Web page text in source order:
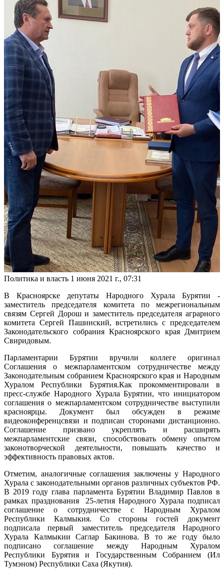
Политика и власть 1 июня 2021 г., 07:31
В Красноярске депутаты Народного Хурала Бурятии -
заместитель председателя комитета по межрегиональным
связям Сергей Дорош и заместитель председателя аграрного
комитета Сергей Пашинский, встретились с председателем
Законодательского собрания Красноярского края Дмитрием
Свиридовым.
Парламентарии Бурятии вручили коллеге оригинал
Соглашения о межпарламентском сотрудничестве между
Законодательным собранием Красноярского края и Народным
Хуралом Республики Бурятия.Как прокомментировали в
пресс-службе Народного Хурала Бурятии, что инициатором
соглашения о межпарламентском сотрудничестве выступили
красноярцы. Документ был обсужден в режиме
видеоконференцсвязи и подписан сторонами дистанционно.
Соглашение призвано укреплять и расширять
межпарламентские связи, способствовать обмену опытом
законотворческой деятельности, повышать качество и
эффективность правовых актов.
Отметим, аналогичные соглашения заключены у Народного
Хурала с законодательными органов различных субъектов РФ.
В 2019 году глава парламента Бурятии Владимир Павлов в
рамках празднования 25-летия Народного Хурала подписал
соглашение о сотрудничестве с Народным Хуралом
Республики Калмыкия. Со стороны гостей документ
подписала первый заместитель председателя Народного
Хурала Калмыкии Саглар Бакинова. В то же году было
подписано соглашение между Народным Хуралом
Республики Бурятия и Государственным Собранием (Ил
Тумэном) Республики Саха (Якутия).